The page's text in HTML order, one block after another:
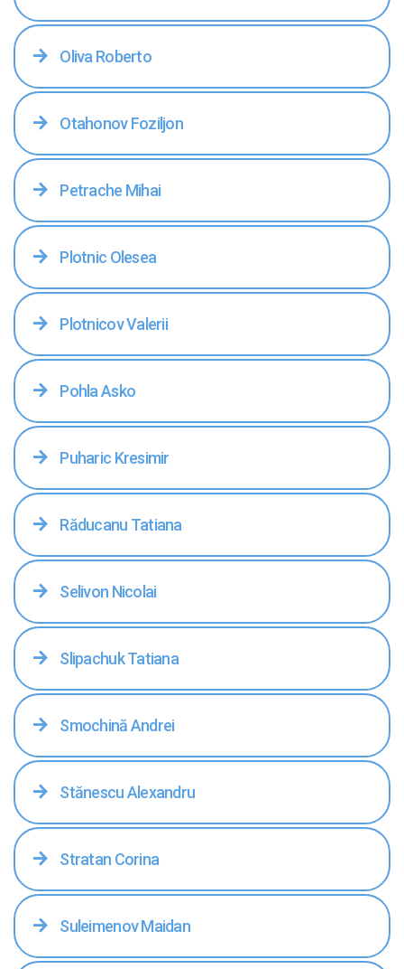
Oliva Roberto
Otahonov Foziljon
Petrache Mihai
Plotnic Olesea
Plotnicov Valerii
Pohla Asko
Puharic Kresimir
Răducanu Tatiana
Selivon Nicolai
Slipachuk Tatiana
Smochină Andrei
Stănescu Alexandru
Stratan Corina
Suleimenov Maidan